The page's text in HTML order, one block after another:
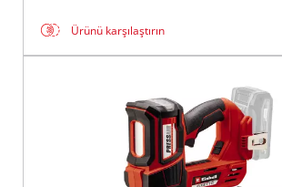
Ürünü karşılaştırın